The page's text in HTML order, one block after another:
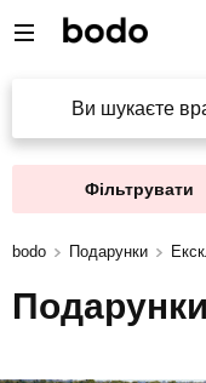
Ви шукаєте
Фільтрувати
bodo Подарунки